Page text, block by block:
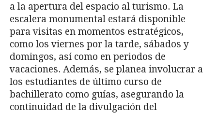
a la apertura del espacio al turismo. La
escalera monumental estará disponible
para visitas en momentos estratégicos,
como los viernes por la tarde, sábados y
domingos, así como en periodos de
vacaciones. Además, se planea involucrar a
los estudiantes de último curso de
bachillerato como guías, asegurando la
continuidad de la divulgación del